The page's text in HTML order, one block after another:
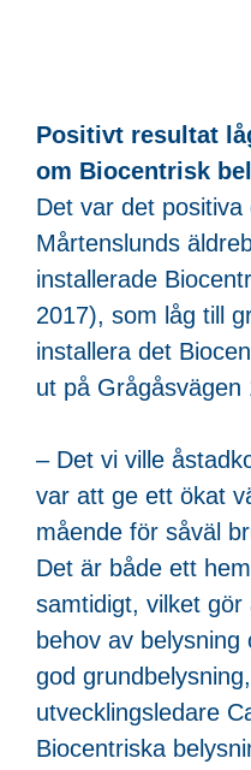
Positivt resultat
om Biocentrisk
Det var det
Mårtenslunds
installerade
2017), som låg till
installera det
ut på Grågåsvägen
– Det vi ville
var att ge ett ökat
mående för såväl
Det är både ett
samtidigt, vilket
behov av
god
utvecklingsledare
Biocentriska